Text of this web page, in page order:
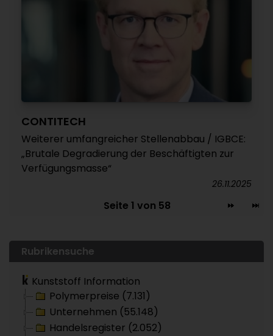
CONTITECH
Weiterer umfangreicher Stellenabbau / IGBCE:
„Brutale Degradierung der Beschäftigten zur
Verfügungsmasse“
26.11.2025
Seite 1 von 58
Rubrikensuche
Kunststoff Information
Polymerpreise (7.131)
Unternehmen (55.148)
Handelsregister (2.052)